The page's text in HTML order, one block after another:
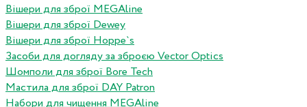
Вішери для зброї MEGAline
Вішери для зброї Dewey
Вішери для зброї Hoppe`s
Засоби для догляду за зброєю Vector Optics
Шомполи для зброї Bore Tech
Мастила для зброї DAY Patron
Набори для чищення MEGAline